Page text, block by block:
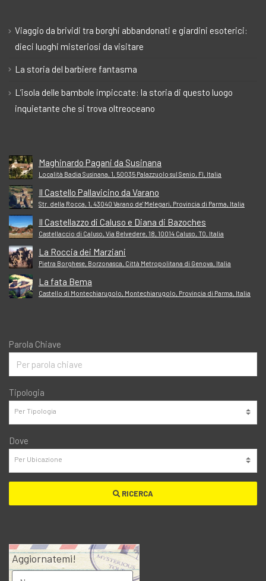
Viaggio da brividi tra borghi abbandonati e giardini esoterici:
dieci luoghi misteriosi da visitare
La storia del barbiere fantasma
L’isola delle bambole impiccate: la storia di questo luogo
inquietante che si trova oltreoceano
Maghinardo Pagani da Susinana
Località Badia Susinana, 1, 50035 Palazzuolo sul Senio, FI, Italia
Il Castello Pallavicino da Varano
Str. della Rocca, 1, 43040 Varano de' Melegari, Provincia di Parma, Italia
Il Castellazzo di Caluso e Diana di Bazoches
Castellaccio di Caluso, Via Belvedere, 18, 10014 Caluso, TO, Italia
La Roccia dei Marziani
Pietra Borghese, Borzonasca, Città Metropolitana di Genova, Italia
La fata Bema
Castello di Montechiarugolo, Montechiarugolo, Provincia di Parma, Italia
Parola Chiave
Tipologia
Dove
RICERCA
Aggiornatemi!